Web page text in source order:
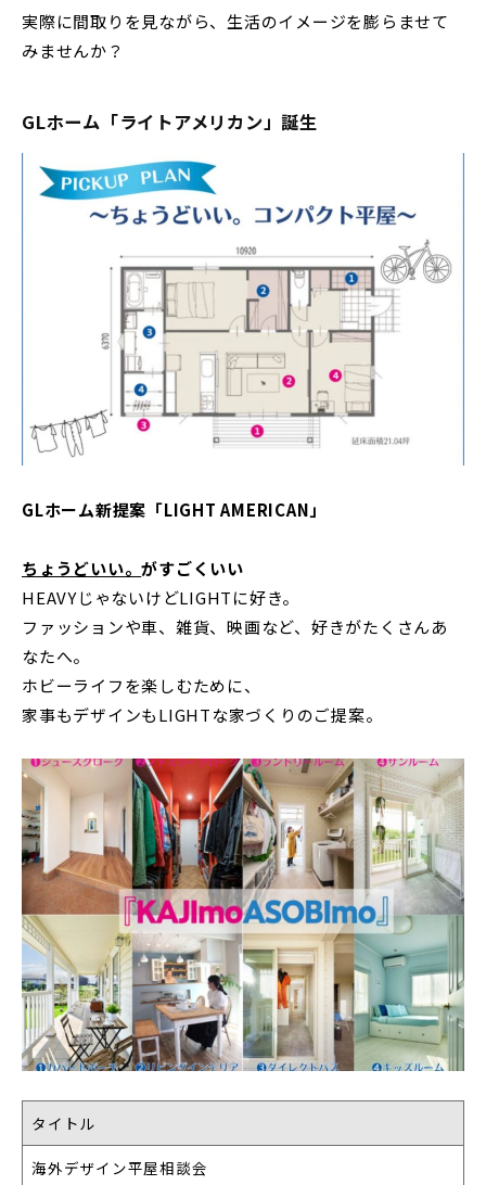
実際に間取りを見ながら、生活のイメージを膨らませて
みませんか？
GLホーム「ライトアメリカン」誕生
GLホーム新提案「LIGHT AMERICAN」
ちょうどいい。がすごくいい
HEAVYじゃないけどLIGHTに好き。
ファッションや車、雑貨、映画など、好きがたくさんあ
なたへ。
ホビーライフを楽しむために、
家事もデザインもLIGHTな家づくりのご提案。
タイトル
海外デザイン平屋相談会